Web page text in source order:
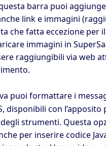
barra puoi
link e immagini
che fatta eccezione per
immagini in
raggiungibili via web
puoi formattare i
disponibili con l’apposito
strumenti. Questa
per inserire codice